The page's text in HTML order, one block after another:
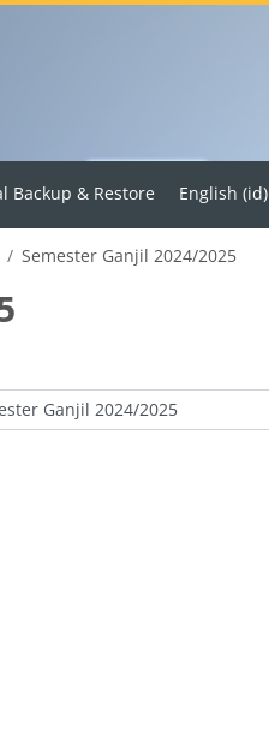
Backup & Restore English ‎(id)‎
Semester Ganjil 2024/2025